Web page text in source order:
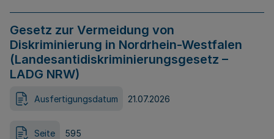
Gesetz zur Vermeidung von
Diskriminierung in Nordrhein-Westfalen
(Landesantidiskriminierungsgesetz –
LADG NRW)
Ausfertigungsdatum 21.07.2026
Seite 595